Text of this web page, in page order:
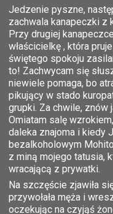
Jedzenie pyszne,
zachwala kanapeczki z
Przy drugiej
właścicielkę , która
świętego spokoju
to! Zachwycam się
niewiele pomaga, bo
pikujący w stado
grupki. Za chwile, znów
Omiatam salę
daleka znajoma i kiedy
bezalkoholowym
z miną mojego tatusia,
wracającą z prywatki.
Na szczęście zjawiła
przywołała męża i
oczekując na czyjąś